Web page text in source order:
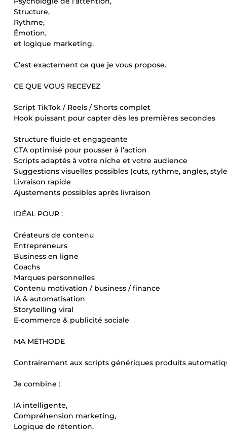
Structure,
Rythme,
Émotion,
et logique marketing.
C’est exactement ce que je vous propose.
CE QUE VOUS RECEVEZ
Script TikTok / Reels / Shorts complet
Hook puissant pour capter dès les premières secondes
Structure fluide et engageante
CTA optimisé pour pousser à l’action
Scripts adaptés à votre niche et votre audience
Suggestions visuelles possibles (cuts, rythme, angles,
Livraison rapide
Ajustements possibles après livraison
IDÉAL POUR :
Créateurs de contenu
Entrepreneurs
Business en ligne
Coachs
Marques personnelles
Contenu motivation / business / finance
IA & automatisation
Storytelling viral
E-commerce & publicité sociale
MA MÉTHODE
Contrairement aux scripts génériques produits
Je combine :
IA intelligente,
Compréhension marketing,
Logique de rétention,